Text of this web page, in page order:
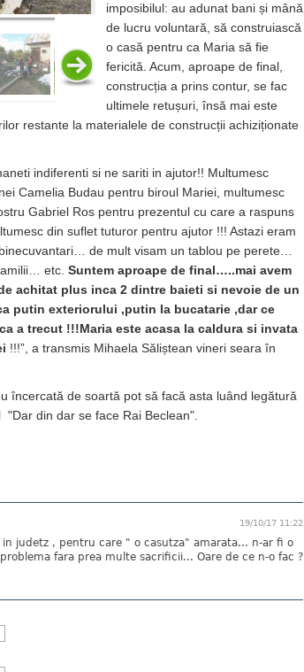
imposibilul: au adunat bani și mână
de lucru voluntară, să construiască
o casă pentru ca Maria să fie
fericită. Acum, aproape de final,
construcția a prins contur, se fac
ultimele retușuri, însă mai este
restante la materialele de construcții achiziționate
indiferenti si ne sariti in ajutor!! Multumesc
Camelia Budau pentru biroul Mariei, multumesc
Gabriel Ros pentru prezentul cu care a raspuns
din suflet tuturor pentru ajutor !!! Astazi eram
de mult visam un tablou pe perete…
etc. Suntem aproape de final…..mai avem
achitat plus inca 2 dintre baieti si nevoie de un
putin exteriorului ,putin la bucatarie ,dar ce
a trecut !!!Maria este acasa la caldura si invata
!!!”, a transmis Mihaela Săliștean vineri seara în
încercată de soartă pot să facă asta luând legătură
din dar se face Rai Beclean".
19/10/17 11:22
judetz , pentru care " o casutza" amarata... n-ar fi o
fara prea multe sacrificii... Oare de ce n-o fac ?